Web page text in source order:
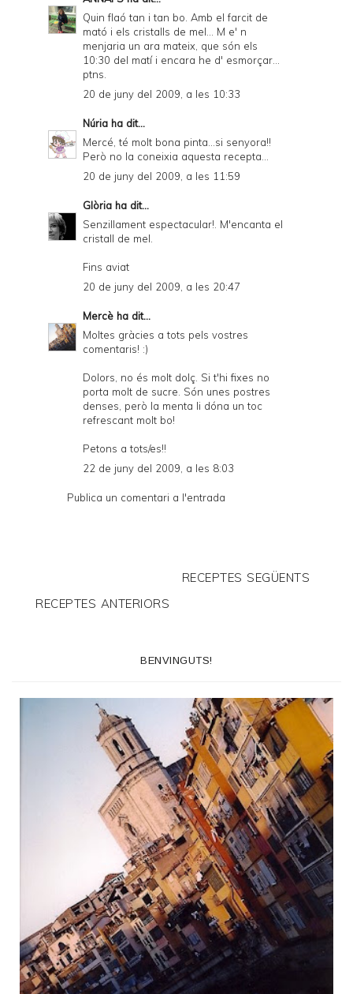
Quin flaó tan i tan bo. Amb el farcit de
mató i els cristalls de mel... M e' n
menjaria un ara mateix, que són els
10:30 del matí i encara he d' esmorçar...
ptns.
20 de juny del 2009, a les 10:33
Núria ha dit...
Mercé, té molt bona pinta...si senyora!!
Però no la coneixia aquesta recepta...
20 de juny del 2009, a les 11:59
Glòria ha dit...
Senzillament espectacular!. M'encanta el
cristall de mel.
Fins aviat
20 de juny del 2009, a les 20:47
Mercè ha dit...
Moltes gràcies a tots pels vostres
comentaris! :)
Dolors, no és molt dolç. Si t'hi fixes no
porta molt de sucre. Són unes postres
denses, però la menta li dóna un toc
refrescant molt bo!
Petons a tots/es!!
22 de juny del 2009, a les 8:03
Publica un comentari a l'entrada
RECEPTES SEGÜENTS
RECEPTES ANTERIORS
BENVINGUTS!